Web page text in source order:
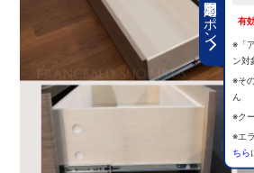
期間限定クーポン 有
※「
ン対
※そ
ん
※ク
※エ
ちら